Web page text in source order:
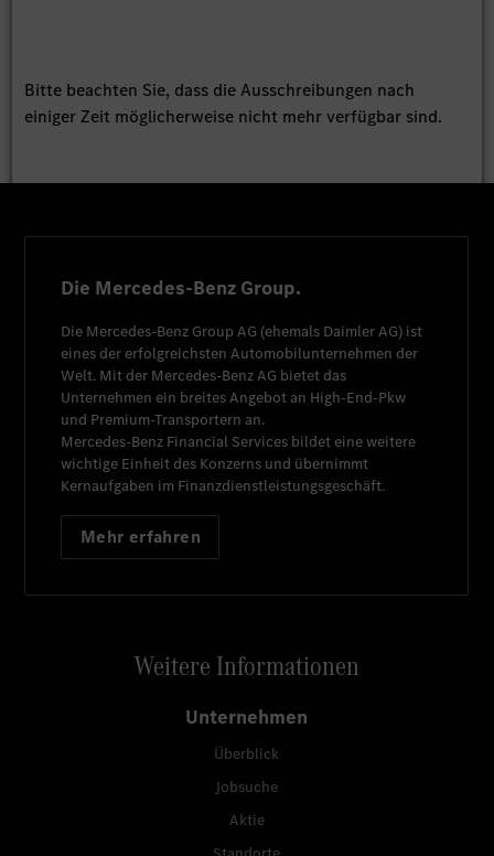
Bitte beachten Sie, dass die Ausschreibungen nach
einiger Zeit möglicherweise nicht mehr verfügbar sind.
Die Mercedes-Benz Group.
Die Mercedes-Benz Group AG (ehemals Daimler AG) ist
eines der erfolgreichsten Automobilunternehmen der
Welt. Mit der Mercedes-Benz AG bietet das
Unternehmen ein breites Angebot an High-End-Pkw
und Premium-Transportern an.
Mercedes-Benz Financial Services bildet eine weitere
wichtige Einheit des Konzerns und übernimmt
Kernaufgaben im Finanzdienstleistungsgeschäft.
Mehr erfahren
Weitere Informationen
Unternehmen
Überblick
Jobsuche
Aktie